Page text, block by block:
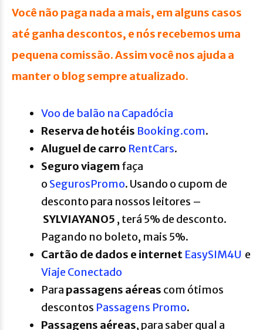
Você não paga nada a mais, em alguns casos
até ganha descontos, e nós recebemos uma
pequena comissão.Assim você nos ajuda a
manter o blog sempre atualizado.
Voo de balão na Capadócia
Reserva de hotéis Booking.com.
Aluguel de carro RentCars.
Seguro viagemfaça
o SegurosPromo. Usando o cupom de
desconto para nossos leitores –
SYLVIAYANO5 , terá 5% de desconto.
Pagando no boleto, mais 5%.
Cartão de dados e internet EasySIM4U e
Viaje Conectado
Para passagens aéreas com ótimos
descontos Passagens Promo.
Passagens aéreas, para saber qual a